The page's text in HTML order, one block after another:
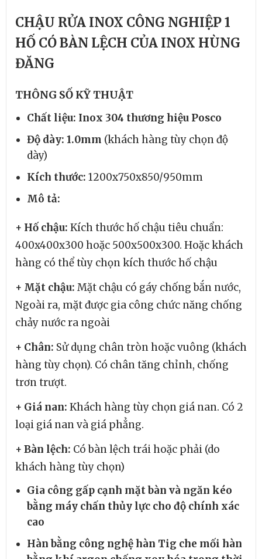
CHẬU RỬA INOX CÔNG NGHIỆP 1
HỐ CÓ BÀN LỆCH CỦA INOX HÙNG
ĐĂNG
THÔNG SỐ KỸ THUẬT
Chất liệu: Inox 304 thương hiệu Posco
Độ dày: 1.0mm (khách hàng tùy chọn độ
dày)
Kích thước: 1200x750x850/950mm
Mô tả:
+ Hố chậu: Kích thước hố chậu tiêu chuẩn:
400x400x300 hoặc 500x500x300. Hoặc khách
hàng có thể tùy chọn kích thước hố chậu
+ Mặt chậu: Mặt chậu có gáy chống bắn nước,
Ngoài ra, mặt được gia công chức năng chống
chảy nước ra ngoài
+ Chân: Sử dụng chân tròn hoặc vuông (khách
hàng tùy chọn). Có chân tăng chỉnh, chống
trơn trượt.
+ Giá nan: Khách hàng tùy chọn giá nan. Có 2
loại giá nan và giá phẳng.
+ Bàn lệch: Có bàn lệch trái hoặc phải (do
khách hàng tùy chọn)
Gia công gấp cạnh mặt bàn và ngăn kéo
bằng máy chấn thủy lực cho độ chính xác
cao
Hàn bằng công nghệ hàn Tig che mối hàn